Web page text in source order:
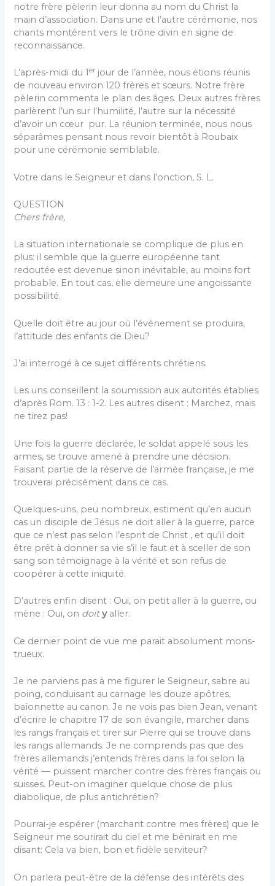
notre frère pèlerin leur donna au nom du Christ la
main d’association. Dans une et l’autre cérémonie, nos
chants montèrent vers le trône divin en signe de
reconnaissance.
L’après-midi du 1er jour de l’année, nous étions réunis
de nouveau environ 120 frères et sœurs. Notre frère
pè­lerin commenta le plan des âges. Deux autres frères
par­lèrent l’un sur l’humilité, l’autre sur la nécessité
d’avoir un cœur pur. La réunion terminée, nous nous
séparâmes pensant nous revoir bientôt à Roubaix
pour une cérémo­nie semblable.
Votre dans le Seigneur et dans l’onction, S. L.
QUESTION
Chers frère,
La situation internationale se complique de plus en
plus: il semble que la guerre européenne tant
redoutée est devenue sinon inévitable, au moins fort
probable. En tout cas, elle demeure une angoissante
possibilité.
Quelle doit être au jour où l’événement se produira,
l’attitude des enfants de Dieu?
J’ai interrogé à ce sujet différents chrétiens.
Les uns conseillent la soumission aux autorités établies
d’après Rom. 13 : 1-2. Les autres disent : Marchez, mais
ne tirez pas!
Une fois la guerre déclarée, le soldat appelé sous les
armes, se trouve amené à prendre une décision.
Faisant partie de la réserve de l’armée française, je me
trouverai précisément dans ce cas.
Quelques-uns, peu nombreux, estiment qu’en aucun
cas un disciple de Jésus ne doit aller à la guerre, parce
que ce n’est pas selon l’esprit de Christ , et qu’il doit
être prêt à donner sa vie s’il le faut et à sceller de son
sang son témoignage à la vérité et son refus de
coopérer à cette iniquité.
D’autres enfin disent : Oui, on petit aller à la guerre, ou
mène : Oui, on doity aller.
Ce dernier point de vue me parait absolument mons­
trueux.
Je ne parviens pas à me figurer le Seigneur, sabre au
poing, conduisant au carnage les douze apôtres,
baïon­nette au canon. Je ne vois pas bien Jean, venant
d’écrire le chapitre 17 de son évangile, marcher dans
les rangs français et tirer sur Pierre qui se trouve dans
les rangs allemands. Je ne comprends pas que des
frères allemands j’entends frères dans la foi selon la
vérité — puissent marcher contre des frères français ou
suisses. Peut-on imaginer quelque chose de plus
diabolique, de plus anti­chrétien?
Pourrai-je espérer (marchant contre mes frères) que le
Seigneur me sourirait du ciel et me bénirait en me
disant: Cela va bien, bon et fidèle serviteur?
On parlera peut-être de la défense des intérêts des